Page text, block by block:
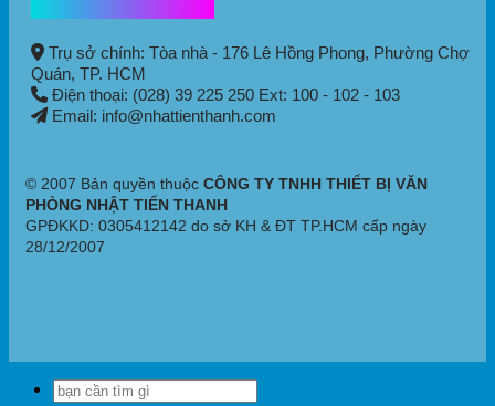
Trụ sở chính: Tòa nhà - 176 Lê Hồng Phong, Phường Chợ
Quán, TP. HCM
Điện thoại: (028) 39 225 250 Ext: 100 - 102 - 103
Email: info@nhattienthanh.com
© 2007 Bản quyền thuộc CÔNG TY TNHH THIẾT BỊ VĂN
PHÒNG NHẬT TIẾN THANH
GPĐKKD: 0305412142 do sở KH & ĐT TP.HCM cấp ngày
28/12/2007